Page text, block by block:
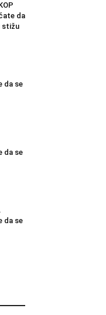
da
stižu
da se
da se
da se